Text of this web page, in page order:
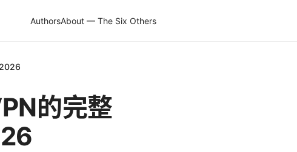
AuthorsAbout — The Six Others
的完整